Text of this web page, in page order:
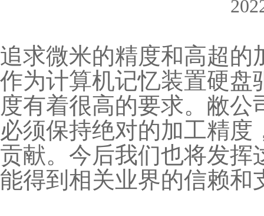
追求微米的精度和高超的
作为计算机记忆装置硬盘
度有着很高的要求。敝
必须保持绝对的加工精
贡献。今后我们也将发挥
能得到相关业界的信赖和